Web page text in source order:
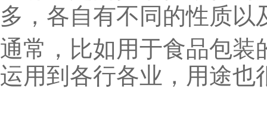
多，各自有不同的性质以
通常，比如用于食品包装
运用到各行各业，用途也